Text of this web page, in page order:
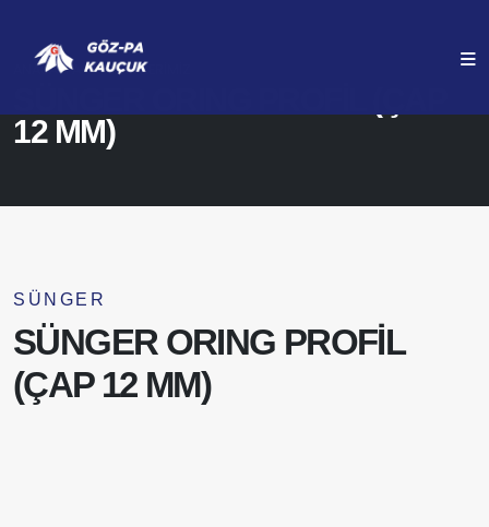
12 MM)
ANASAYFA ÜRÜNLERIMIZ
SÜNGER
SÜNGER ORING PROFİL
(ÇAP 12 MM)